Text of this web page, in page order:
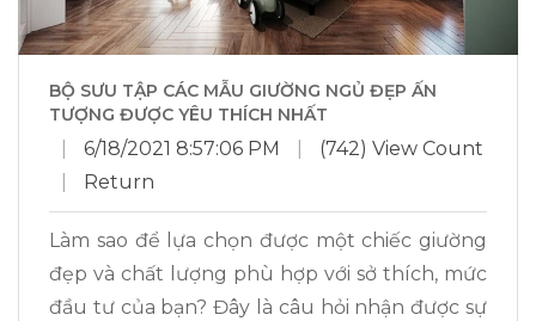
BỘ SƯU TẬP CÁC MẪU GIƯỜNG NGỦ ĐẸP ẤN
TƯỢNG ĐƯỢC YÊU THÍCH NHẤT
6/18/2021 8:57:06 PM
(742) View Count
Return
Làm sao để lựa chọn được một chiếc giường
đẹp và chất lượng phù hợp với sở thích, mức
đầu tư của bạn? Đây là câu hỏi nhận được sự